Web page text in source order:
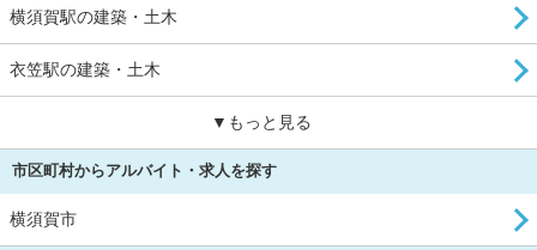
横須賀駅の建築・土木
衣笠駅の建築・土木
▼もっと見る
市区町村からアルバイト・求人を探す
横須賀市